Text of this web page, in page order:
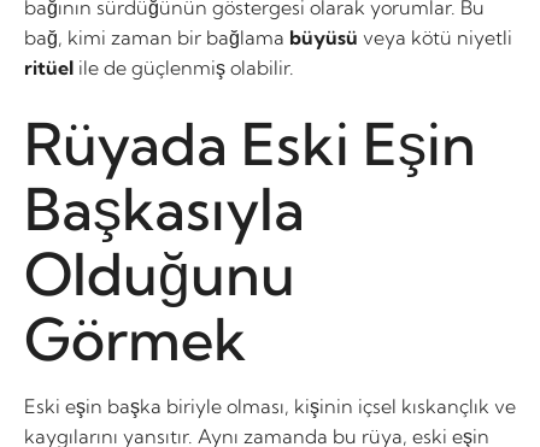
bağının sürdüğünün göstergesi olarak yorumlar. Bu
bağ, kimi zaman bir bağlama büyüsü veya kötü niyetli
ritüel ile de güçlenmiş olabilir.
Rüyada Eski Eşin
Başkasıyla
Olduğunu
Görmek
Eski eşin başka biriyle olması, kişinin içsel kıskançlık ve
kaygılarını yansıtır. Aynı zamanda bu rüya, eski eşin